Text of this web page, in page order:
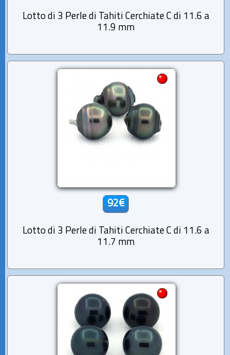
Lotto di 3 Perle di Tahiti Cerchiate C di 11.6 a
11.9 mm
92€
Lotto di 3 Perle di Tahiti Cerchiate C di 11.6 a
11.7 mm